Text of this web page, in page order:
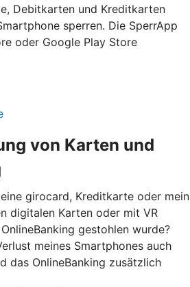
Debitkarten und Kreditkarten
sperren. Die SperrApp
oder Google Play Store
von Karten und
girocard, Kreditkarte oder mein
digitalen Karten oder mit VR
gestohlen wurde?
meines Smartphones auch
das OnlineBanking zusätzlich